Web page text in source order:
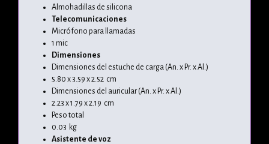
Almohadillas de silicona
Telecomunicaciones
Micrófono para llamadas
1 mic
Dimensiones
Dimensiones del estuche de carga (An. x Pr. x Al.)
5.80 x 3.59 x 2.52 cm
Dimensiones del auricular (An. x Pr. x Al.)
2.23 x 1.79 x 2.19 cm
Peso total
0.03 kg
Asistente de voz